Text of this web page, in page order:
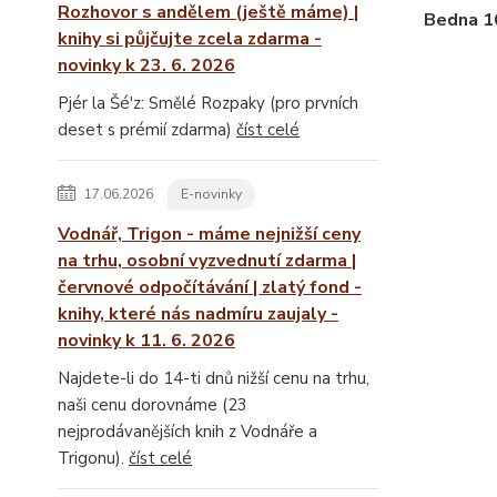
Rozhovor s andělem (ještě máme) |
knihy si půjčujte zcela zdarma -
novinky k 23. 6. 2026
Pjér la Šé'z: Smělé Rozpaky (pro prvních
deset s prémií zdarma) číst celé
17.06.2026 E-novinky
Vodnář, Trigon - máme nejnižší ceny
na trhu, osobní vyzvednutí zdarma |
červnové odpočítávání | zlatý fond -
knihy, které nás nadmíru zaujaly -
novinky k 11. 6. 2026
Najdete-li do 14-ti dnů nižší cenu na trhu,
naši cenu dorovnáme (23
nejprodávanějších knih z Vodnáře a
Trigonu). číst celé
Bedna